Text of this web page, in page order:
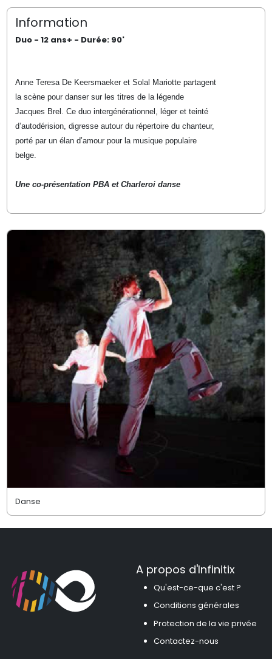
Information
Duo - 12 ans+ - Durée: 90'
Anne Teresa De Keersmaeker et Solal Mariotte partagent
la scène pour danser sur les titres de la légende
Jacques Brel. Ce duo intergénérationnel, léger et teinté
d’autodérision, digresse autour du répertoire du chanteur,
porté par un élan d’amour pour la musique populaire
belge.
Une co-présentation PBA et Charleroi danse
Danse
A propos d'Infinitix
Qu'est-ce-que c'est ?
Conditions générales
Protection de la vie privée
Contactez-nous